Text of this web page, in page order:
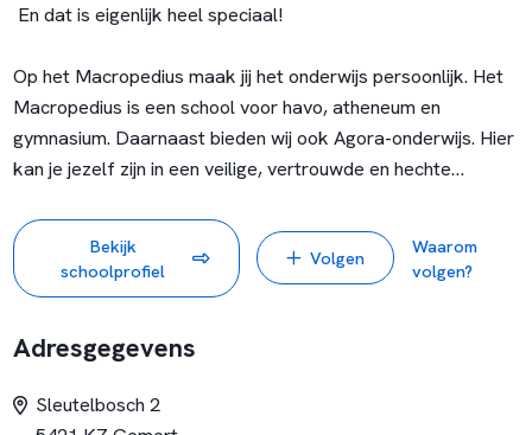
En dat is eigenlijk heel speciaal!
Op het Macropedius maak jij het onderwijs persoonlijk. Het
Macropedius is een school voor havo, atheneum en
gymnasium. Daarnaast bieden wij ook Agora-onderwijs. Hier
kan je jezelf zijn in een veilige, vertrouwde en hechte
Op het Macropedius kun je ontdekken. Je krijgt de ruimte
om te kiezen wat je wilt. We zijn een hecht team. We helpen
boven.
Bekijk
schoolprofiel
Volgen
Waarom
volgen?
Adresgegevens
Sleutelbosch 2